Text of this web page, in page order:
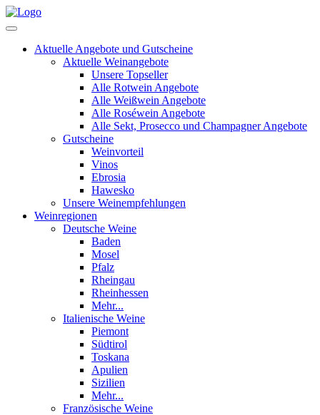
Aktuelle Angebote und Gutscheine
Aktuelle Weinangebote
Unsere Topseller
Alle Rotwein Angebote
Alle Weißwein Angebote
Alle Roséwein Angebote
Alle Sekt, Prosecco und Champagner Angebote
Gutscheine
Weinvorteil
Vinos
Ebrosia
Hawesko
Unsere Weinempfehlungen
Weinregionen
Deutsche Weine
Baden
Mosel
Pfalz
Rheingau
Rheinhessen
Mehr...
Italienische Weine
Piemont
Südtirol
Toskana
Apulien
Sizilien
Mehr...
Französische Weine